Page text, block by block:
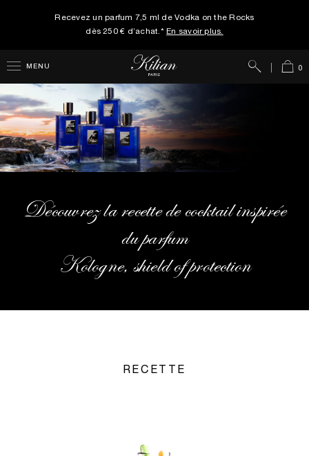
Recevez un parfum 7,5 ml de Vodka on the Rocks
dès 250 € d’achat.* En savoir plus.
MENU 0
Rechercher
Découvrez la recette de cocktail inspirée
du parfum
Kologne, shield of protection
RECETTE